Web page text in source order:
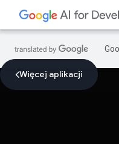
Więcej aplikacji